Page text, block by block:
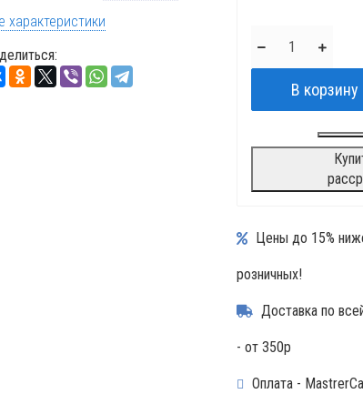
характеристики
Цены до 15%
розничных!
Доставка по
- от 350р
Оплата -